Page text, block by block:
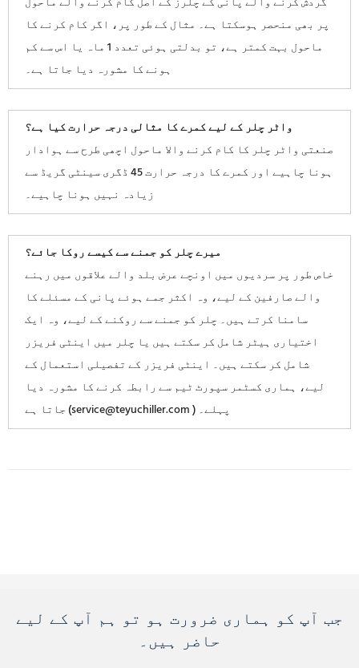
پر بھی منحصر ہوسکتا ہے۔ مثال کے طور پر، اگر کام کرنے کا
ماحول بہت کمتر ہے، تو بدلتی ہوئی تعدد 1 ماہ یا اس سے کم
ہونے کا مشورہ دیا جاتا ہے۔
واٹر چلر کے لیے کمرے کا مثالی درجہ حرارت کیا ہے؟
صنعتی واٹر چلر کا کام کرنے والا ماحول اچھی طرح سے ہوادار
ہونا چاہیے اور کمرے کا درجہ حرارت 45 ڈگری سینٹی گریڈ سے
زیادہ نہیں ہونا چاہیے۔
میرے چلر کو جمنے سے کیسے روکا جائے؟
خاص طور پر سردیوں میں اونچے عرض بلد والے علاقوں میں رہنے
والے صارفین کے لیے، وہ اکثر جمے ہوئے پانی کے مسئلے کا
سامنا کرتے ہیں۔ چلر کو جمنے سے روکنے کے لیے، وہ ایک
اختیاری ہیٹر شامل کر سکتے ہیں یا چلر میں اینٹی فریزر
شامل کر سکتے ہیں۔ اینٹی فریزر کے تفصیلی استعمال کے
لیے، ہماری کسٹمر سپورٹ ٹیم سے رابطہ کرنے کا مشورہ دیا
جاتا ہے (service@teyuchiller.com ) پہلے۔
جب آپ کو ہماری ضرورت ہو تو ہم آپ کے لیے
حاضر ہیں۔